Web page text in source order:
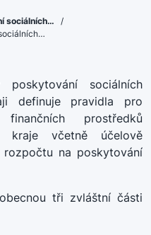
sociálních…
/
sociálních
definuje pravidla pro
prostředků
kraje včetně účelově
na poskytování
tři zvláštní části